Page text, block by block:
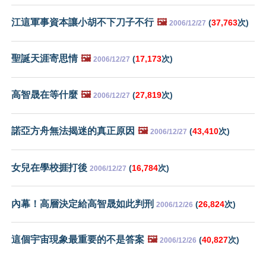
江這軍事資本讓小胡不下刀子不行 🖼️ 2006/12/27 (37,763次)
聖誕天涯寄思情 🖼️ 2006/12/27 (17,173次)
高智晟在等什麼 🖼️ 2006/12/27 (27,819次)
諾亞方舟無法揭迷的真正原因 🖼️ 2006/12/27 (43,410次)
女兒在學校捱打後 2006/12/27 (16,784次)
內幕！高層決定給高智晟如此判刑 2006/12/26 (26,824次)
這個宇宙現象最重要的不是答案 🖼️ 2006/12/26 (40,827次)